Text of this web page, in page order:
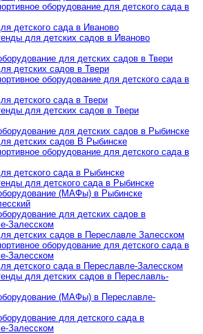
оборудование для детского сада в
детского сада в Иваново
для детских садов в Иваново
для детских садов в Твери
детских садов в Твери
оборудование для детского сада в
детского сада в Твери
для детских садов в Твери
для детских садов в Рыбинске
детских садов В Рыбинске
оборудование для детского сада в
детского сада в Рыбинске
для детского сада в Рыбинске
(МАФы) в Рыбинске
для детских садов в
Залесском
детских садов в Переславле Залесском
оборудование для детского сада в
Залесском
детского сада в Переславле-Залесском
для детских садов в Переславль-
(МАФы) в Переславле-
для детского сада в
Залесском